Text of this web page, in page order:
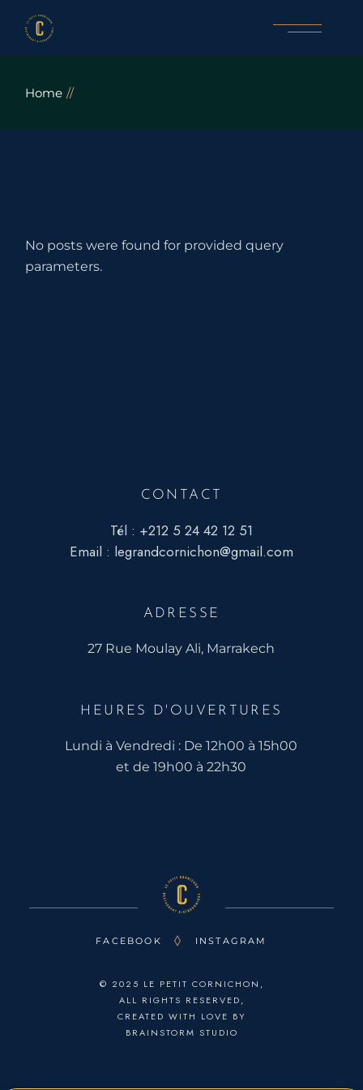
content
Home
No posts were found for provided query
parameters.
CONTACT
Tél : +212 5 24 42 12 51
Email : legrandcornichon@gmail.com
ADRESSE
27 Rue Moulay Ali, Marrakech
HEURES D'OUVERTURES
Lundi à Vendredi : De 12h00 à 15h00
et de 19h00 à 22h30
FACEBOOK INSTAGRAM
© 2025 LE PETIT CORNICHON,
ALL RIGHTS RESERVED,
CREATED WITH LOVE BY
BRAINSTORM STUDIO